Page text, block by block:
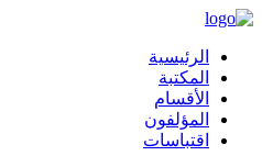
الرئيسية
المكتبة
الأقسام
المؤلفون
اقتباسات